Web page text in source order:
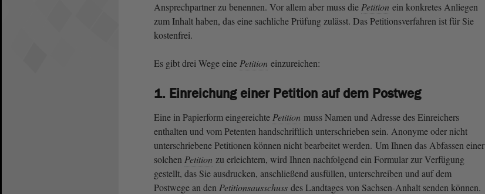
Ansprechpartner zu benennen. Vor allem aber muss die Petition ein konkretes Anliegen
zum Inhalt haben, das eine sachliche Prüfung zulässt. Das Petitionsverfahren ist für Sie
kostenfrei.
Es gibt drei Wege eine Petition einzureichen:
1. Einreichung einer Petition auf dem Postweg
Eine in Papierform eingereichte Petition muss Namen und Adresse des Einreichers
enthalten und vom Petenten handschriftlich unterschrieben sein. Anonyme oder nicht
unterschriebene Petitionen können nicht bearbeitet werden. Um Ihnen das Abfassen einer
solchen Petition zu erleichtern, wird Ihnen nachfolgend ein Formular zur Verfügung
gestellt, das Sie ausdrucken, anschließend ausfüllen, unterschreiben und auf dem
Postwege an den Petitionsausschuss des Landtages von Sachsen-Anhalt senden können.